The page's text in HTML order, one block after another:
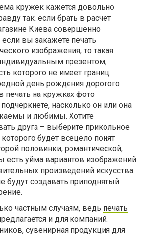
кружек кажется довольно
так, если брать в расчет
Киева совершенно
вы закажете печать
изображения, то такая
презентом,
которого не имеет границ.
день рождения дорогого
печать на кружках фото
насколько он или она
и любимы. Хотите
друга – выберите прикольное
будет всецело понят
половинки, романтической,
есть уйма вариантов изображений
произведений искусства.
будут создавать приподнятый
частным случаям, ведь печать
и для компаний.
сувенирная продукция для